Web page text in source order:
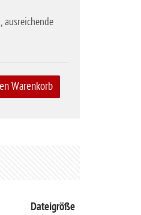
ausreichende
Warenkorb
Dateigröße